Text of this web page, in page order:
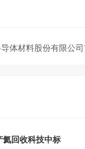
材料股份有限公
氦回收科技中标